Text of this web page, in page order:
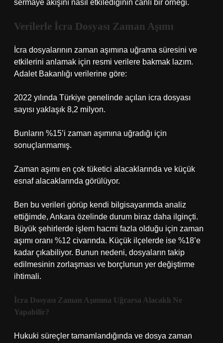
sermaye akışını nasıl etkilediğinin canlı bir örneği.
Verilerle İcra Dosyası Zaman Aşımı
İcra dosyalarının zaman aşımına uğrama süresini ve
etkilerini anlamak için resmi verilere bakmak lazım.
Adalet Bakanlığı verilerine göre:
2022 yılında Türkiye genelinde açılan icra dosyası
sayısı yaklaşık 8,2 milyon.
Bunların %15’i zaman aşımına uğradığı için
sonuçlanmamış.
Zaman aşımı en çok tüketici alacaklarında ve küçük
esnaf alacaklarında görülüyor.
Ben bu verileri görüp kendi bilgisayarımda analiz
ettiğimde, Ankara özelinde durum biraz daha ilginçti.
Büyük şehirlerde işlem hacmi fazla olduğu için zaman
aşımı oranı %12 civarında. Küçük ilçelerde ise %18’e
kadar çıkabiliyor. Bunun nedeni, dosyaların takip
edilmesinin zorlaşması ve borçlunun yer değiştirme
ihtimali.
İcra Dosyası Zaman Aşımına Uğrarsa Alacaklı Ne
Yapabilir?
Hukuki süreçler tamamlandığında ve dosya zaman